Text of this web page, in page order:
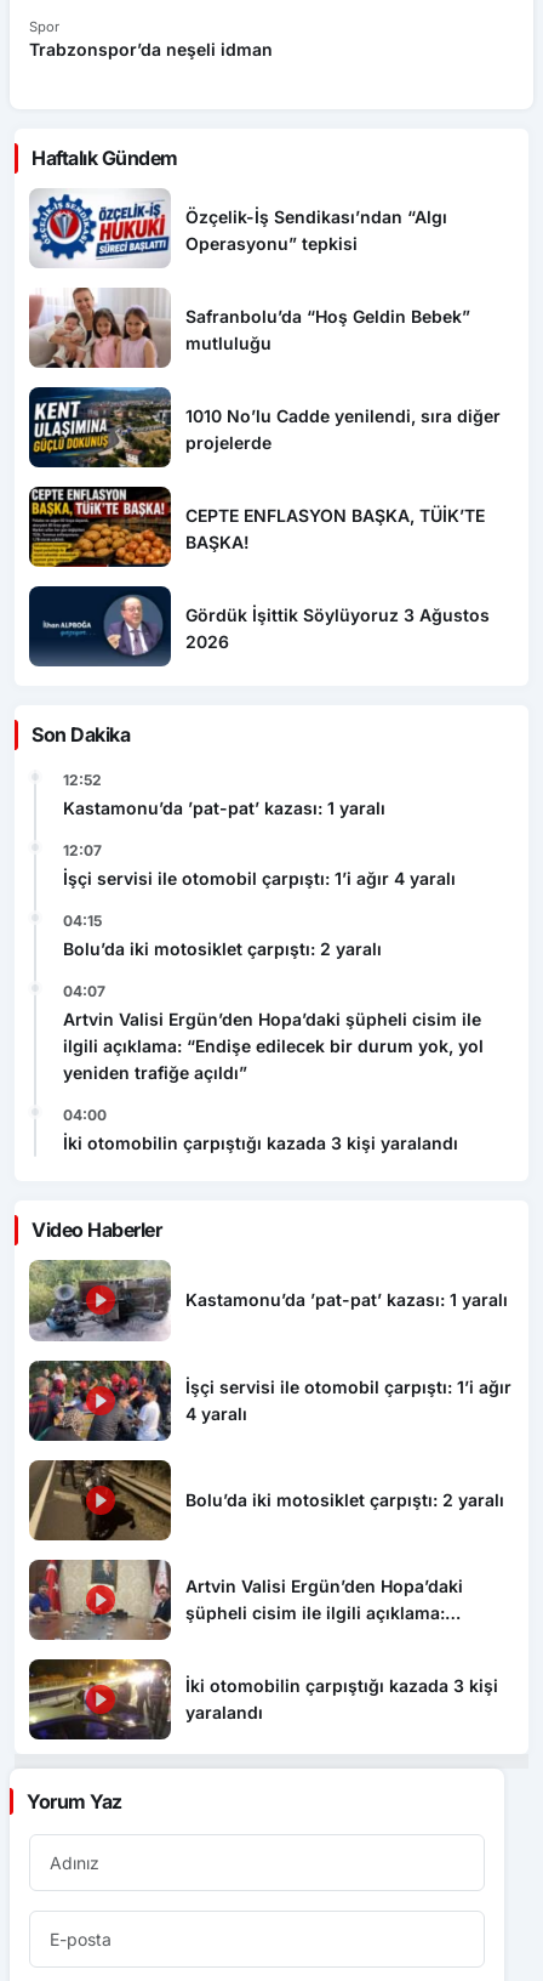
Spor
Trabzonspor’da neşeli idman
Haftalık Gündem
Özçelik-İş Sendikası’ndan “Algı
Operasyonu” tepkisi
Safranbolu’da “Hoş Geldin Bebek”
mutluluğu
1010 No’lu Cadde yenilendi, sıra diğer
projelerde
CEPTE ENFLASYON BAŞKA, TÜİK’TE
BAŞKA!
Gördük İşittik Söylüyoruz 3 Ağustos
2026
Son Dakika
12:52
Kastamonu’da ’pat-pat’ kazası: 1 yaralı
12:07
İşçi servisi ile otomobil çarpıştı: 1’i ağır 4 yaralı
04:15
Bolu’da iki motosiklet çarpıştı: 2 yaralı
04:07
Artvin Valisi Ergün’den Hopa’daki şüpheli cisim ile
ilgili açıklama: “Endişe edilecek bir durum yok, yol
yeniden trafiğe açıldı”
04:00
İki otomobilin çarpıştığı kazada 3 kişi yaralandı
Video Haberler
Kastamonu’da ’pat-pat’ kazası: 1 yaralı
İşçi servisi ile otomobil çarpıştı: 1’i ağır
4 yaralı
Bolu’da iki motosiklet çarpıştı: 2 yaralı
Artvin Valisi Ergün’den Hopa’daki
şüpheli cisim ile ilgili açıklama:
İki otomobilin çarpıştığı kazada 3 kişi
yaralandı
Yorum Yaz